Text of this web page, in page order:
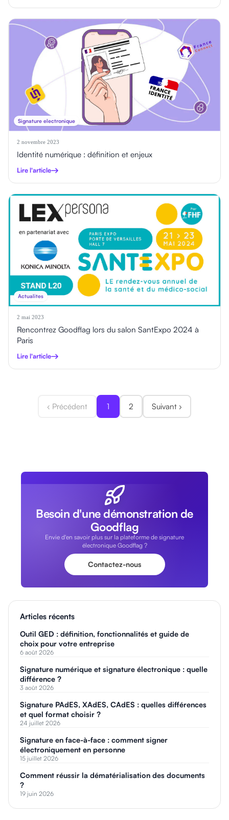
Signature electronique
2 novembre 2023
Identité numérique : définition et enjeux
Lire l'article
Actualites
2 mai 2023
Rencontrez Goodflag lors du salon SantExpo 2024 à
Paris
Lire l'article
‹ Précédent 1 2 Suivant ›
Besoin d'une démonstration de
Goodflag
Envie d'en savoir plus sur la plateforme de signature
électronique Goodflag ?
Contactez-nous
Articles récents
Outil GED : définition, fonctionnalités et guide de
choix pour votre entreprise
6 août 2026
Signature numérique et signature électronique : quelle
différence ?
3 août 2026
Signature PAdES, XAdES, CAdES : quelles différences
et quel format choisir ?
24 juillet 2026
Signature en face-à-face : comment signer
électroniquement en personne
15 juillet 2026
Comment réussir la dématérialisation des documents
?
19 juin 2026